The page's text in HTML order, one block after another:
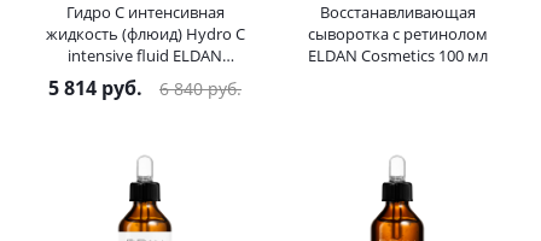
Гидро С интенсивная
жидкость (флюид) Hydro C
intensive fluid ELDAN
Cosmetics 4*7 мл
5 814 руб. 6 840руб.
Восстанавливающая
сыворотка с ретинолом
ELDAN Cosmetics 100 мл